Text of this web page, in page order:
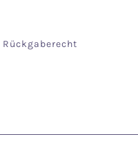
Rückgaberecht